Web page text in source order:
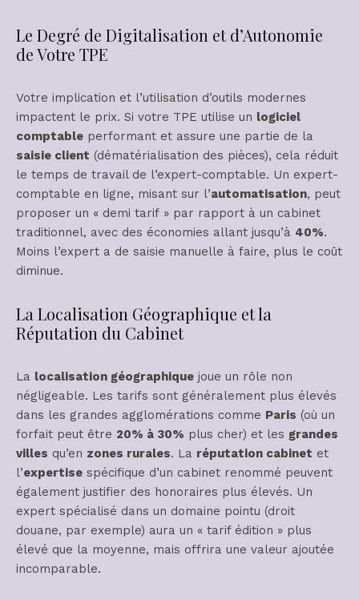
Le Degré de Digitalisation et d’Autonomie
de Votre TPE
Votre implication et l’utilisation d’outils modernes
impactent le prix. Si votre TPE utilise un logiciel
comptable performant et assure une partie de la
saisie client (dématérialisation des pièces), cela réduit
le temps de travail de l’expert-comptable. Un expert-
comptable en ligne, misant sur l’automatisation, peut
proposer un « demi tarif » par rapport à un cabinet
traditionnel, avec des économies allant jusqu’à 40%.
Moins l’expert a de saisie manuelle à faire, plus le coût
diminue.
La Localisation Géographique et la
Réputation du Cabinet
La localisation géographique joue un rôle non
négligeable. Les tarifs sont généralement plus élevés
dans les grandes agglomérations comme Paris (où un
forfait peut être 20% à 30% plus cher) et les grandes
villes qu’en zones rurales. La réputation cabinet et
l’expertise spécifique d’un cabinet renommé peuvent
également justifier des honoraires plus élevés. Un
expert spécialisé dans un domaine pointu (droit
douane, par exemple) aura un « tarif édition » plus
élevé que la moyenne, mais offrira une valeur ajoutée
incomparable.